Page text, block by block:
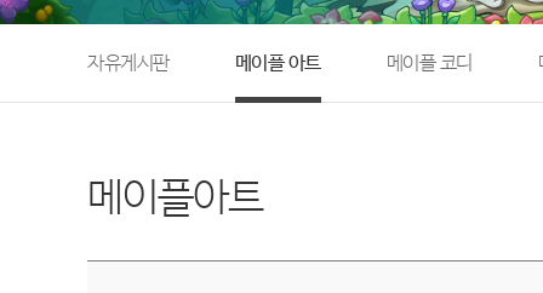
자유게시판 메이플 아트 메이플 코디
메이플아트